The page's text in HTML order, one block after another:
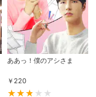
ああっ！僕のアシさま
￥ 220